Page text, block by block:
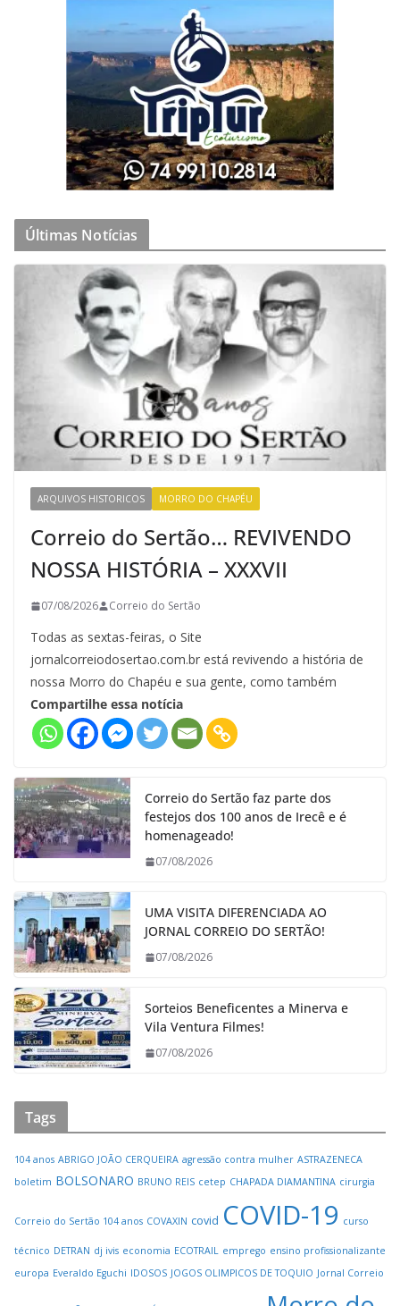
Últimas Notícias
ARQUIVOS HISTORICOS MORRO DO CHAPÉU
Correio do Sertão… REVIVENDO
NOSSA HISTÓRIA – XXXVII
07/08/2026 Correio do Sertão
Todas as sextas-feiras, o Site
jornalcorreiodosertao.com.br está revivendo a história de
nossa Morro do Chapéu e sua gente, como também
Compartilhe essa notícia
Correio do Sertão faz parte dos
festejos dos 100 anos de Irecê e é
homenageado!
07/08/2026
UMA VISITA DIFERENCIADA AO
JORNAL CORREIO DO SERTÃO!
07/08/2026
Sorteios Beneficentes a Minerva e
Vila Ventura Filmes!
07/08/2026
Tags
104 anos ABRIGO JOÃO CERQUEIRA agressão contra mulher ASTRAZENECA
boletim BOLSONARO BRUNO REIS cetep CHAPADA DIAMANTINA cirurgia
Correio do Sertão 104 anos COVAXIN covid COVID-19 curso
técnico DETRAN dj ivis economia ECOTRAIL emprego ensino profissionalizante
europa Everaldo Eguchi IDOSOS JOGOS OLIMPICOS DE TOQUIO Jornal Correio